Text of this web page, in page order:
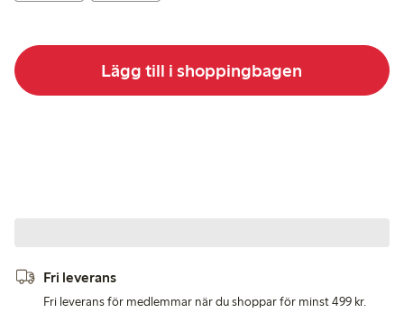
Lägg till i shoppingbagen
Fri leverans
Fri leverans för medlemmar när du shoppar för minst 499 kr.